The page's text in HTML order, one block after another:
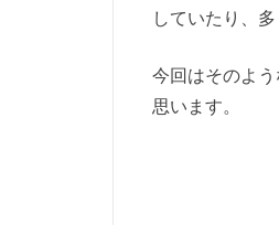
していたり、
今回はそのよ
思います。